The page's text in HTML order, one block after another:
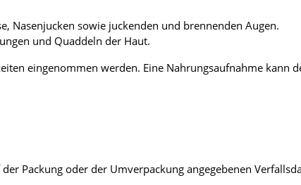
Nasenjucken sowie juckenden und brennenden Augen.
und Quaddeln der Haut.
eingenommen werden. Eine Nahrungsaufnahme kann
Packung oder der Umverpackung angegebenen